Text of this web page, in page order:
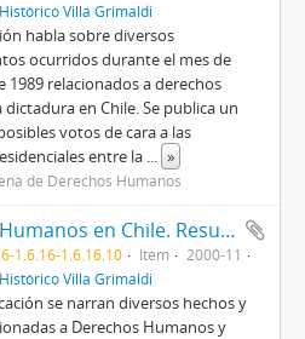
Villa Grimaldi
habla sobre diversos
ocurridos durante el mes de
1989 relacionados a derechos
en Chile. Se publica un
votos de cara a las
entre la ... »
de Derechos Humanos
Derechos Humanos en Chile. Resumen mensual publicado por FASIC.
1.6.16-1.6.16.10 Item
2000-11
Villa Grimaldi
se narran diversos hechos y
a Derechos Humanos y